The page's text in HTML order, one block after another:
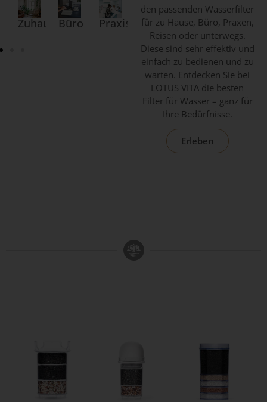
ZuhauseBüro Praxis Urlaub Unterwegs
den passenden Wasserfilter
für zu Hause, Büro, Praxen,
Reisen oder unterwegs
Diese sind sehr effektiv und
einfach zu bedienen und zu
warten. Entdecken Sie bei
LOTUS VITA die besten
Filter für Wasser – ganz für
Ihre Bedürfnisse.
Erleben